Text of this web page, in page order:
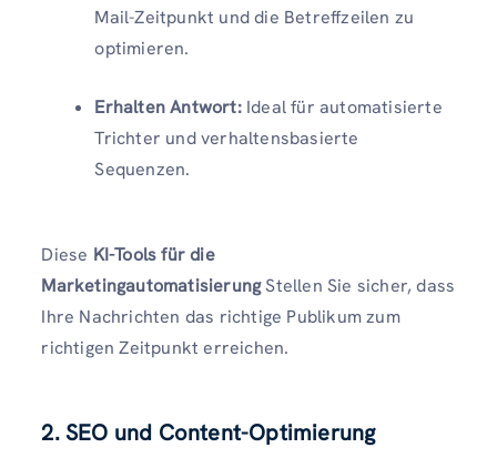
Mail-Zeitpunkt und die Betreffzeilen zu
optimieren.
Erhalten Antwort:Ideal für automatisierte
Trichter und verhaltensbasierte
Sequenzen.
Diese KI-Tools für die
MarketingautomatisierungStellen Sie sicher, dass
Ihre Nachrichten das richtige Publikum zum
richtigen Zeitpunkt erreichen.
2. SEO und Content-Optimierung